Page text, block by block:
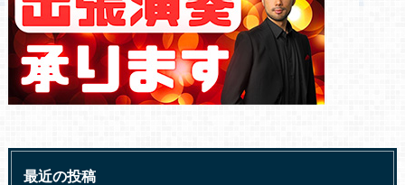
最近の投稿